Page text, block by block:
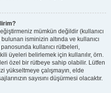
mümkün değildir (kullanıcı
isminizin altında ve kullanıcı
kullanıcı rütbeleri,
üyeleri belirlemek için kullanılır, örn.
özel bir rütbeye sahip olabilir. Lütfen
yükseltmeye çalışmayın, elde
sayısını düşürmesi olacaktır.